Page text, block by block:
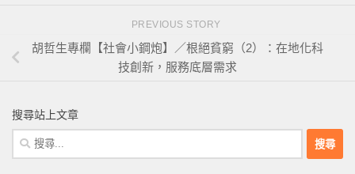
PREVIOUS STORY
胡哲生專欄【社會小鋼炮】／根絕貧窮（2）：在地化科
技創新，服務底層需求
搜尋站上文章
搜
尋